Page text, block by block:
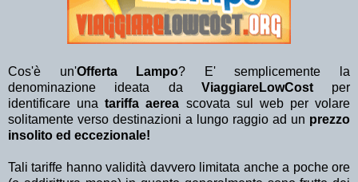
Cos'è un'Offerta Lampo? E' semplicemente la
denominazione ideata da ViaggiareLowCostper
identificare unatariffa aerea scovata sul web per volare
solitamente verso destinazioni a lungo raggio ad un prezzo
insolito ed eccezionale!
Tali tariffe hanno validità davvero limitata anche a poche ore